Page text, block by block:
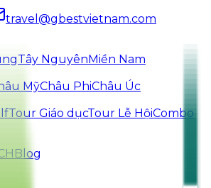
travel@gbestvietnam.com
Tây NguyênMiền Nam
MỹChâu PhiChâu Úc
Tour Giáo dụcTour Lễ HộiCombo
Blog